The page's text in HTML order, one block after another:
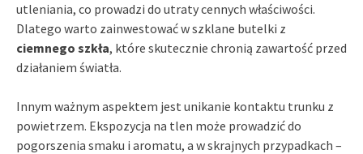
utleniania, co prowadzi do utraty cennych właściwości.
Dlatego warto zainwestować w szklane butelki z
ciemnego szkła, które skutecznie chronią zawartość przed
działaniem światła.
Innym ważnym aspektem jest unikanie kontaktu trunku z
powietrzem. Ekspozycja na tlen może prowadzić do
pogorszenia smaku i aromatu, a w skrajnych przypadkach –